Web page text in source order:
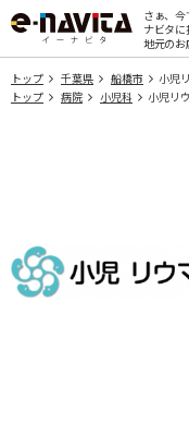
さぁ、今
ナビタに
地元のお
トップ 千葉県 船橋市
小児
トップ
病院 小児科 小児リ